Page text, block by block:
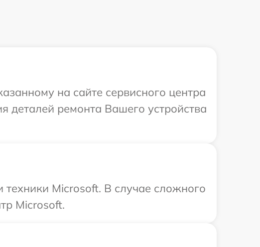
на сайте сервисного центра
деталей ремонта Вашего устройства
Microsoft. В случае сложного
Microsoft.